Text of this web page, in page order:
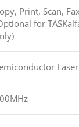
Print, Scan,
for
Laser